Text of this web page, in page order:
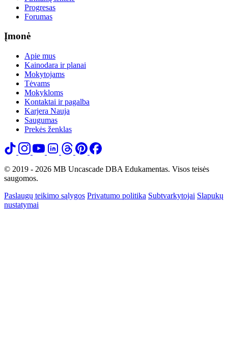
Progresas
Forumas
Įmonė
Apie mus
Kainodara ir planai
Mokytojams
Tėvams
Mokykloms
Kontaktai ir pagalba
Karjera Nauja
Saugumas
Prekės ženklas
© 2019 - 2026 MB Uncascade DBA Edukamentas. Visos teisės
saugomos.
Paslaugų teikimo sąlygos Privatumo politika Subtvarkytojai Slapukų
nustatymai